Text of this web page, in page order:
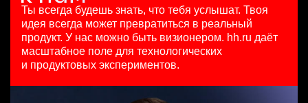
сегодня
150000 ₽
Санкт-Петербург
HeadHunter::Коммерческий департамент
100000 - 137000 ₽
Ярославль
Менеджер по продажам B2B (сегмент SMB)
HeadHunter::Телефонные продажи
29 июл. 2026
450000 ₽
Москва
Ты всегда будешь знать, что тебя услышат. Твоя
идея всегда может превратиться в реальный
продукт. У нас можно быть визионером. hh.ru даёт
масштабное поле для технологических
и продуктовых экспериментов.